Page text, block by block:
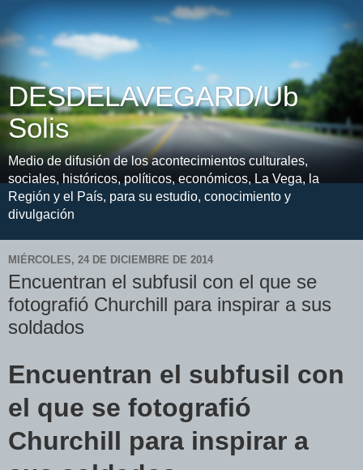
DESDELAVEGARD/Ub
Solis
Medio de difusión de los acontecimientos culturales,
sociales, históricos, políticos, económicos, La Vega, la
Región y el País, para su estudio, conocimiento y
divulgación
MIÉRCOLES, 24 DE DICIEMBRE DE 2014
Encuentran el subfusil con el que se
fotografió Churchill para inspirar a sus
soldados
Encuentran el subfusil con
el que se fotografió
Churchill para inspirar a